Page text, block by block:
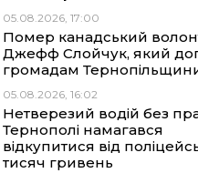
05.08.2026, 17:00
Помер канадський
Джефф Слойчук, який
громадам
05.08.2026, 16:02
Нетверезий водій без
Тернополі намагався
відкупитися від
тисяч гривень